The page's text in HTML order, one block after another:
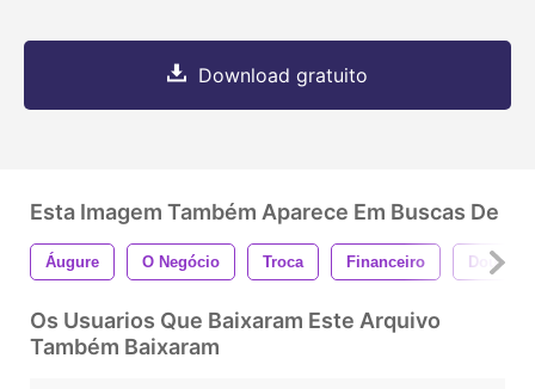
Download gratuito
Esta Imagem Também Aparece Em Buscas De
Áugure O Negócio Troca Financeiro Dourado
Os Usuarios Que Baixaram Este Arquivo
Também Baixaram